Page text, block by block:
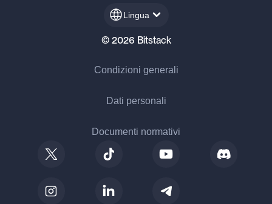
Lingua
© 2026 Bitstack
Condizioni generali
Dati personali
Documenti normativi